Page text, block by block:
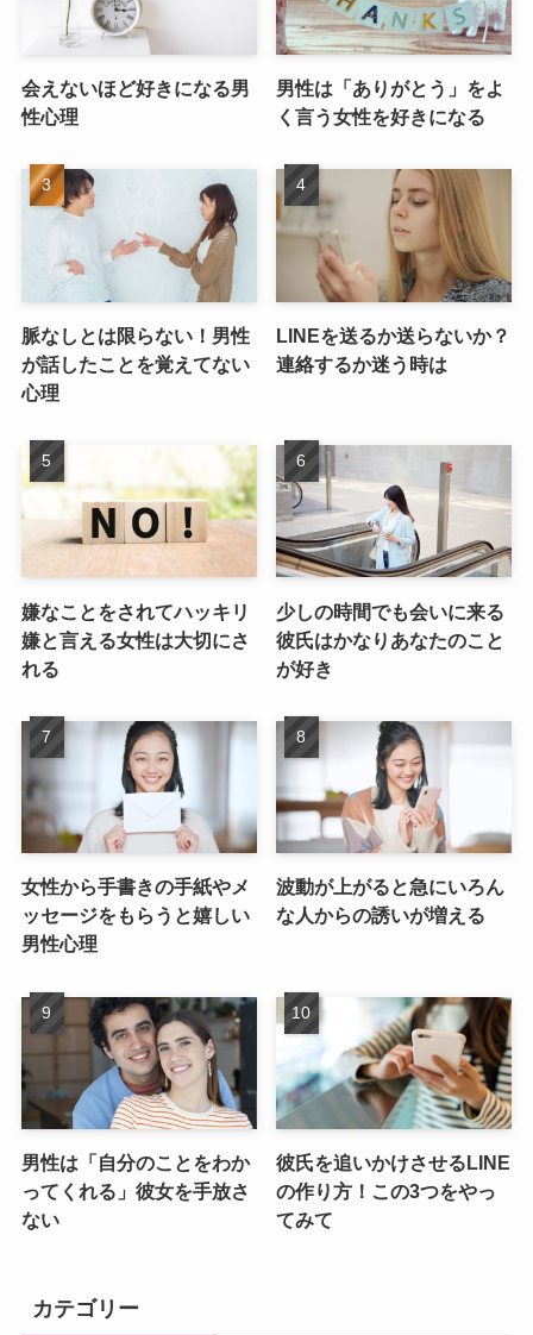
会えないほど好きになる男
性心理
男性は「ありがとう」をよ
く言う女性を好きになる
脈なしとは限らない！男性
が話したことを覚えてない
心理
LINEを送るか送らないか？
連絡するか迷う時は
嫌なことをされてハッキリ
嫌と言える女性は大切にさ
れる
少しの時間でも会いに来る
彼氏はかなりあなたのこと
が好き
女性から手書きの手紙やメ
ッセージをもらうと嬉しい
男性心理
波動が上がると急にいろん
な人からの誘いが増える
男性は「自分のことをわか
ってくれる」彼女を手放さ
ない
彼氏を追いかけさせるLINE
の作り方！この3つをやっ
てみて
カテゴリー